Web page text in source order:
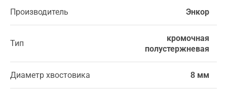
Производитель Энкор
Тип
кромочная
полустержневая
Диаметр хвостовика 8 мм